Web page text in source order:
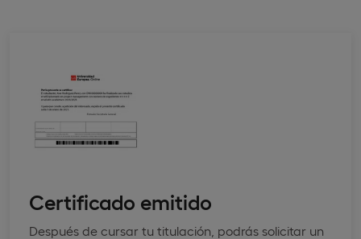
Certificado emitido
Después de cursar tu titulación, podrás solicitar un